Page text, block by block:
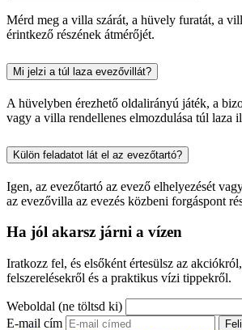
Mérd meg a villa szárát, a hüvely furatát, a
érintkező részének átmérőjét.
Mi jelzi a túl laza evezővillát?
A hüvelyben érezhető oldalirányú játék, a
vagy a villa rendellenes elmozdulása túl laza
Külön feladatot lát el az evezőtartó?
Igen, az evezőtartó az evező elhelyezését
az evezővilla az evezés közbeni forgáspont
Ha jól akarsz járni a vízen
Iratkozz fel, és elsőként értesülsz az
felszerelésekről és a praktikus vízi tippekről.
Weboldal (ne töltsd ki)
E-mail cím